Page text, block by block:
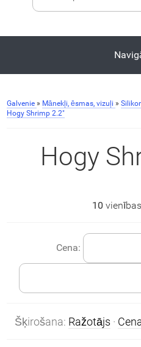
Galvenie » Mānekļi, ēsmas, vizuļi »
Hogy Shrimp 2.2"
Hogy
10
Cena:
Šķirošana: Ražotājs ·